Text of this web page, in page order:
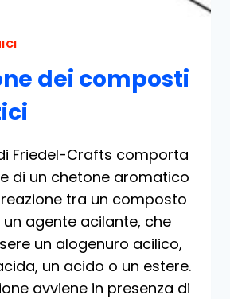
dei composti
Friedel-Crafts comporta
di un chetone aromatico
tra un composto
agente acilante, che
un alogenuro acilico,
un acido o un estere.
avviene in presenza di